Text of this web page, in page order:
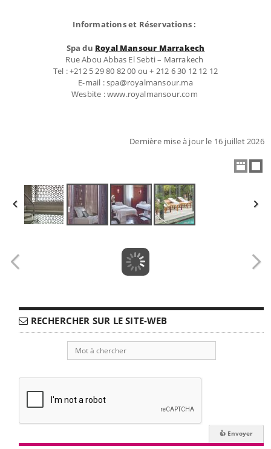
Informations et Réservations :
Spa du Royal Mansour Marrakech
Rue Abou Abbas El Sebti – Marrakech
Tel : +212 5 29 80 82 00 ou + 212 6 30 12 12 12
E-mail : spa@royalmansour.ma
Wesbite : www.royalmansour.com
Dernière mise à jour le 16 juillet 2026
RECHERCHER SUR LE SITE-WEB